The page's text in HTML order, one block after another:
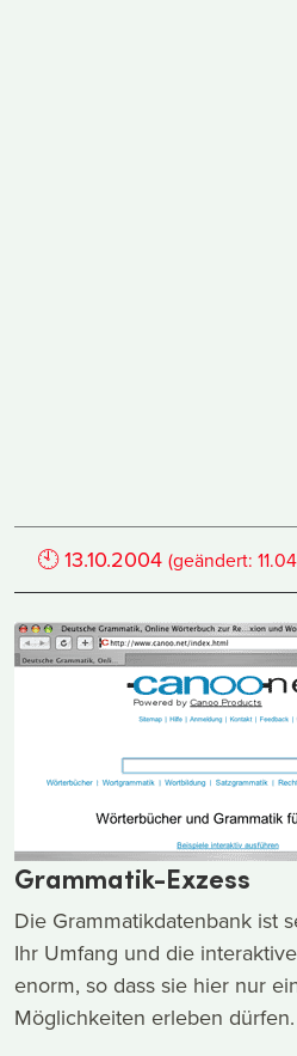
🕙13.10.2004 (geändert:
Grammatik-Exzess
Die Grammatikdatenbank ist
Ihr Umfang und die
enorm, so dass sie hier nur
Möglichkeiten erleben dürfen.